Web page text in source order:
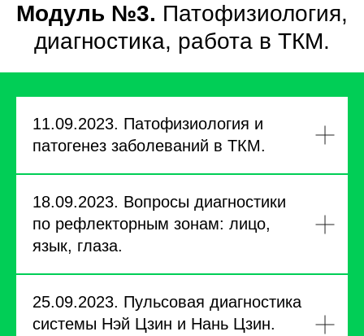
Модуль №3. Патофизиология,
диагностика, работа в ТКМ.
11.09.2023. Патофизиология и
патогенез заболеваний в ТКМ.
18.09.2023. Вопросы диагностики
по рефлекторным зонам: лицо,
язык, глаза.
25.09.2023. Пульсовая диагностика
системы Нэй Цзин и Нань Цзин.